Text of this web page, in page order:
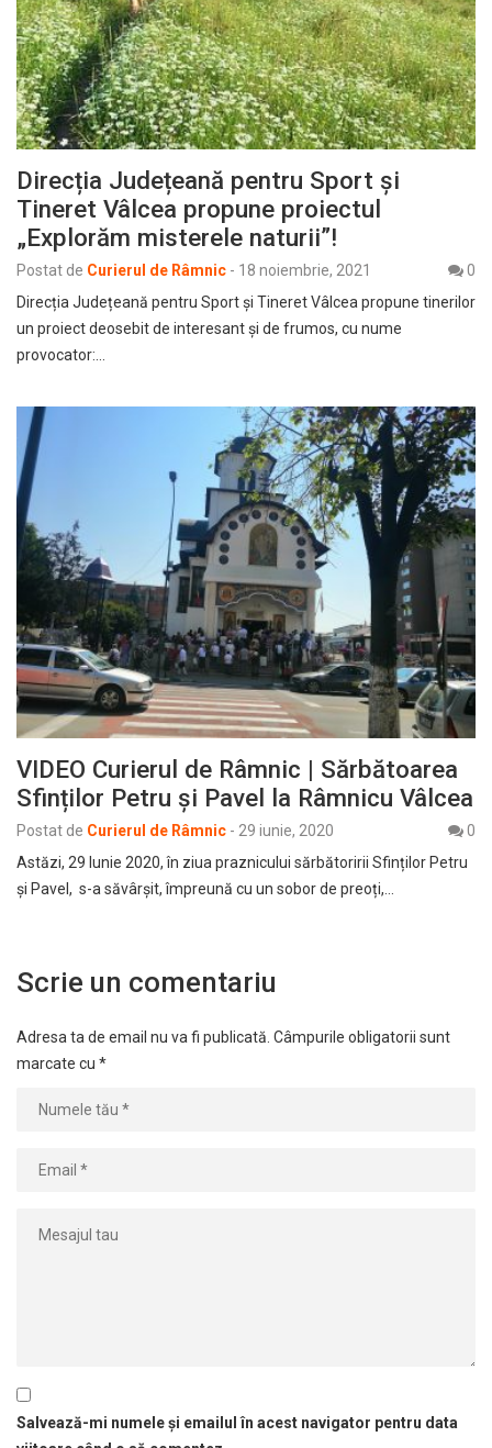
Direcția Județeană pentru Sport și
Tineret Vâlcea propune proiectul
„Explorăm misterele naturii”!
Postat de Curierul de Râmnic - 18 noiembrie, 2021
0
Direcția Județeană pentru Sport și Tineret Vâlcea propune tinerilor
un proiect deosebit de interesant și de frumos, cu nume
provocator:…
VIDEO Curierul de Râmnic | Sărbătoarea
Sfinților Petru și Pavel la Râmnicu Vâlcea
Postat de Curierul de Râmnic - 29 iunie, 2020
0
Astăzi, 29 Iunie 2020, în ziua praznicului sărbătoririi Sfinților Petru
și Pavel, s-a săvârșit, împreună cu un sobor de preoți,…
Scrie un comentariu
Adresa ta de email nu va fi publicată. Câmpurile obligatorii sunt
marcate cu *
Salvează-mi numele și emailul în acest navigator pentru data